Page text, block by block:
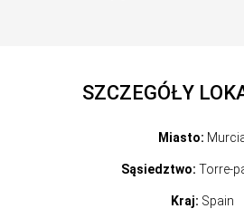
SZCZEGÓŁY
Miasto:
Sąsiedztwo: Torre-
Kraj: Spain